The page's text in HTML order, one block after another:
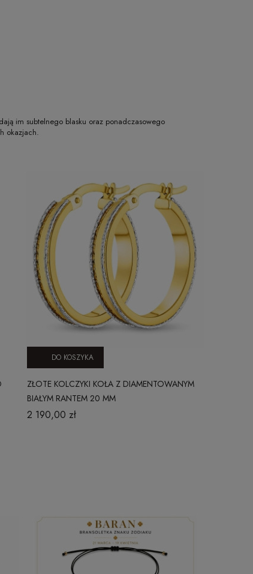
im subtelnego blasku oraz ponadczasowego
okazjach.
ZŁOTE KOLCZYKI KOŁA Z DIAMENTOWANYM
BIAŁYM RANTEM 20 MM
2 190,00 zł
DO KOSZYKA